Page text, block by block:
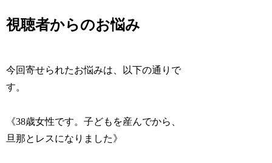
視聴者からのお悩み
今回寄せられたお悩みは、以下の通りで
す。
《38歳女性です。子どもを産んでから、
旦那とレスになりました》